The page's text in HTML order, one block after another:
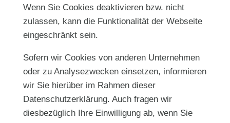
Wenn Sie Cookies deaktivieren bzw. nicht
zulassen, kann die Funktionalität der Webseite
eingeschränkt sein.
Sofern wir Cookies von anderen Unternehmen
oder zu Analysezwecken einsetzen, informieren
wir Sie hierüber im Rahmen dieser
Datenschutzerklärung. Auch fragen wir
diesbezüglich Ihre Einwilligung ab, wenn Sie